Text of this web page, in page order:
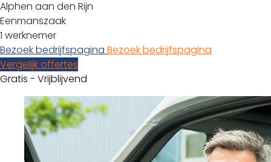
Alphen aan den Rijn
Eenmanszaak
1 werknemer
Bezoek bedrijfspagina Bezoek bedrijfspagina
Vergelijk offertes
Gratis - Vrijblijvend